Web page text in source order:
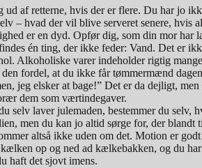
af retterne, hvis der er flere. Du har jo
– hvad der vil blive serveret senere, hvis
er en dyd. Opfør dig, som din mor har
én ting, der ikke feder: Vand. Det er
Alkoholiske varer indeholder rigtig
den fordel, at du ikke får tømmermænd
jeg elsker at bage!” Det er da dejligt,
dem som værtindegaver.
selv laver julemaden, bestemmer du selv,
men du kan jo altid sørge for, der blandt
altså ikke uden om det. Motion er
op og ned ad kælkebakken, og du
haft det sjovt imens.